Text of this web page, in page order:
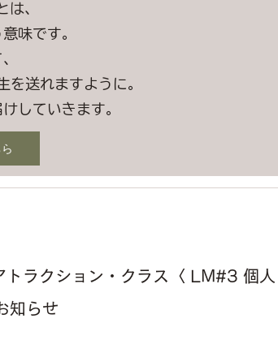
、
味です。
送れますように。
していきます。
トラクション・クラス〈 LM#3 個人
知らせ